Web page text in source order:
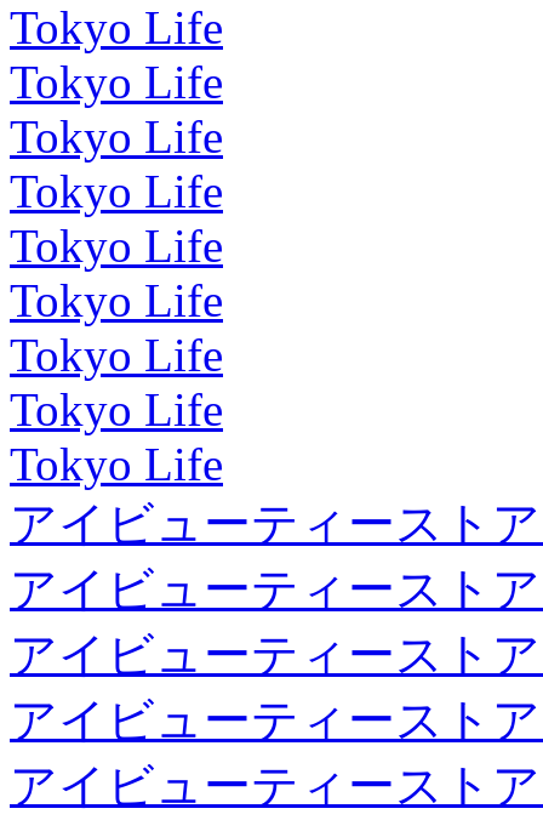
Tokyo Life
Tokyo Life
Tokyo Life
Tokyo Life
Tokyo Life
Tokyo Life
Tokyo Life
Tokyo Life
Tokyo Life
アイビューティースト
アイビューティースト
アイビューティースト
アイビューティースト
アイビューティースト